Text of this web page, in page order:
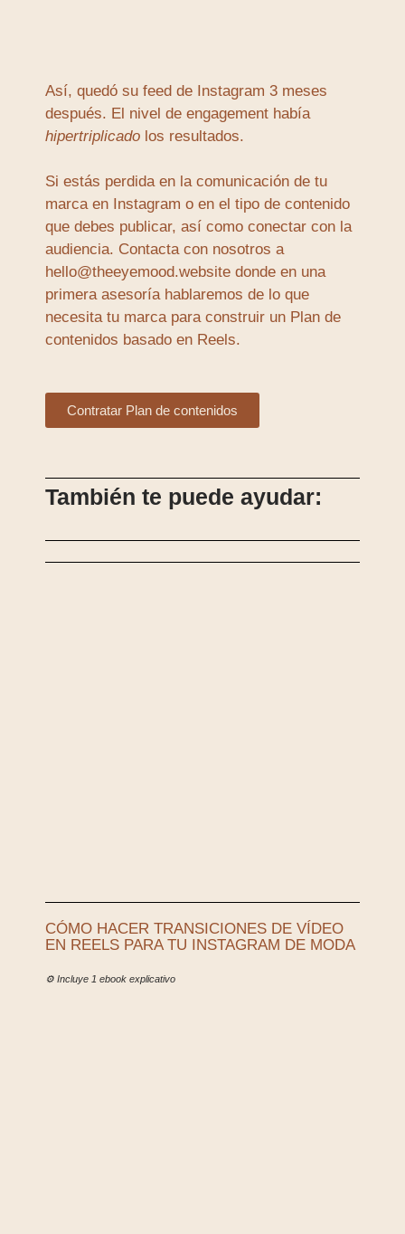
Así, quedó su feed de Instagram 3 meses
después. El nivel de engagement había
hipertriplicado los resultados.
Si estás perdida en la comunicación de tu
marca en Instagram o en el tipo de contenido
que debes publicar, así como conectar con la
audiencia. Contacta con nosotros a
hello@theeyemood.website donde en una
primera asesoría hablaremos de lo que
necesita tu marca para construir un Plan de
contenidos basado en Reels.
Contratar Plan de contenidos
También te puede ayudar:
CÓMO HACER TRANSICIONES DE VÍDEO
EN REELS PARA TU INSTAGRAM DE MODA
⚙️ Incluye 1 ebook explicativo